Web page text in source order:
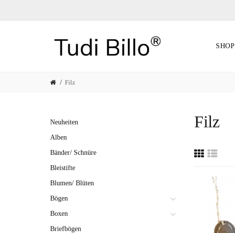
SHOP
Filz
Neuheiten
Alben
Bänder/ Schnüre
Bleistifte
Blumen/ Blüten
Bögen
Boxen
Briefbögen
Filz